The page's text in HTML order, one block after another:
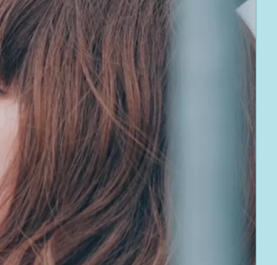
CONTACT
PROJECT
AYA Solo Project Crawl
AYA Solo Project Contrast
AYA Solo Ploject Cister
PAST SCHEDULE